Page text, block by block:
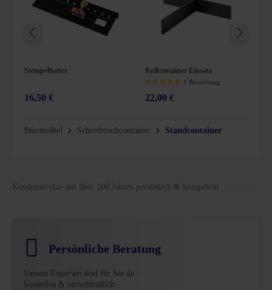
Stempelhalter
16,50 €
Rollcontainer Einsatz
Durchschnittliche Bewertung von 5 von 5 Sternen
1 Bewertung
22,00 €
Büromöbel Schreibtischcontainer Standcontainer
Kundenservice seit über 100 Jahren persönlich & kompetent
Persönliche Beratung
Unsere Experten sind für Sie da –
kostenlos & unverbindlich.